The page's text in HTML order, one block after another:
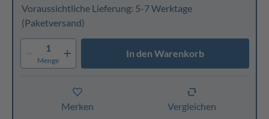
Voraussichtliche Lieferung: 5-7 Werktage
(Paketversand)
1
Menge
In den Warenkorb
Merken Vergleichen